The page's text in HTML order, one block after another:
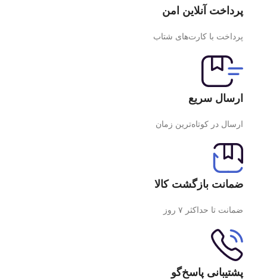
پرداخت آنلاین امن
پرداخت با کارت‌های شتاب
ارسال سریع
ارسال در کوتاه‌ترین زمان
ضمانت بازگشت کالا
ضمانت تا حداکثر ۷ روز
پشتیبانی پاسخ‌گو